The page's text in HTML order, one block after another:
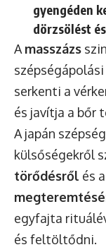
gyengéden
dörzsölést
A masszázs
serkenti a
és javítja a bőr
A japán
külsőségekről
törődésről és a
egyfajta
és feltöltődni.